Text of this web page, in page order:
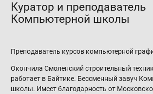
Куратор и преподаватель
Компьютерной школы
Преподаватель курсов компьютерной
Окончила Смоленский строительный
работает в Байтике. Бессменный завуч
школы. Имеет благодарность от